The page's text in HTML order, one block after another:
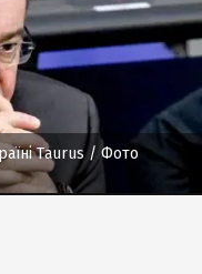
Taurus/ Фото